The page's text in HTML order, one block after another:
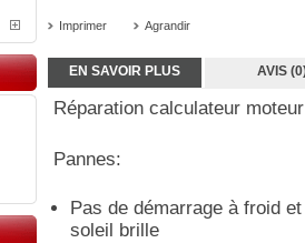
Imprimer Agrandir
EN SAVOIR PLUS AVIS
Réparation calculateur
Pannes:
Pas de démarrage à froid
soleil brille